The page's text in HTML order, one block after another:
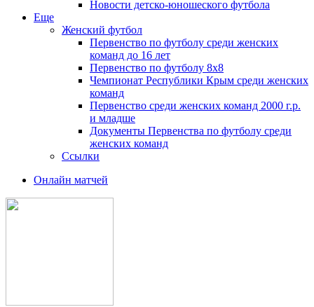
Новости детско-юношеского футбола
Еще
Женский футбол
Первенство по футболу среди женских
команд до 16 лет
Первенство по футболу 8х8
Чемпионат Республики Крым среди женских
команд
Первенство среди женских команд 2000 г.р.
и младше
Документы Первенства по футболу среди
женских команд
Ссылки
Онлайн матчей